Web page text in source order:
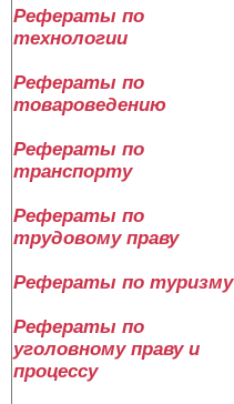
Рефераты по
технологии
Рефераты по
товароведению
Рефераты по
транспорту
Рефераты по
трудовому праву
Рефераты по туризму
Рефераты по
уголовному праву и
процессу